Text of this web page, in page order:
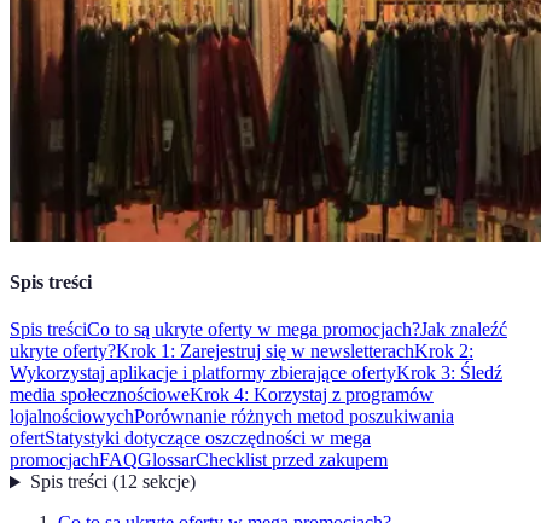
Spis treści
Spis treściCo to są ukryte oferty w mega promocjach?Jak znaleźć
ukryte oferty?Krok 1: Zarejestruj się w newsletterachKrok 2:
Wykorzystaj aplikacje i platformy zbierające ofertyKrok 3: Śledź
media społecznościoweKrok 4: Korzystaj z programów
lojalnościowychPorównanie różnych metod poszukiwania
ofertStatystyki dotyczące oszczędności w mega
promocjachFAQGlossarChecklist przed zakupem
Spis treści(12 sekcje)